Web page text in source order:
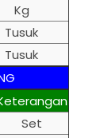
Kg
Tusuk
Tusuk
Set